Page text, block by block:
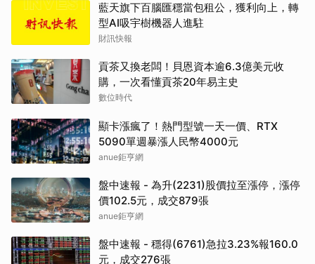
藍天旗下百腦匯穩當包租公，獲利向上，轉
型AI吸宇樹機器人進駐
財訊快報
貢茶又換老闆！貝恩資本逾6.3億美元收
購，一次看懂貢茶20年易主史
數位時代
顯卡漲瘋了！熱門型號一天一價、RTX
5090單週暴漲人民幣4000元
anue鉅亨網
盤中速報 - 為升(2231)股價拉至漲停，漲停
價102.5元，成交879張
anue鉅亨網
盤中速報 - 穩得(6761)急拉3.23%報160.0
元，成交276張